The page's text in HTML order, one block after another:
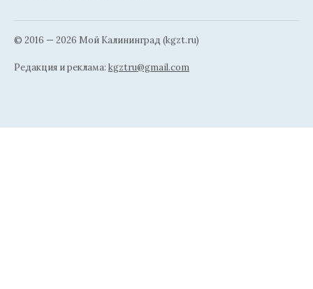
© 2016 — 2026 Мой Калининград (kgzt.ru)
Редакция и реклама: kgztru@gmail.com